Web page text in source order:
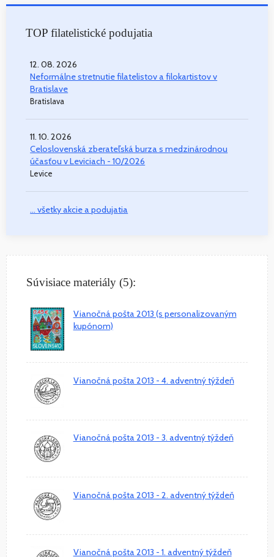
TOP filatelistické podujatia
12. 08. 2026
Neformálne stretnutie filatelistov a filokartistov v
Bratislave
Bratislava
11. 10. 2026
Celoslovenská zberateľská burza s medzinárodnou
účasťou v Leviciach - 10/2026
Levice
... všetky akcie a podujatia
Súvisiace materiály (5):
Vianočná pošta 2013 (s personalizovaným
kupónom)
Vianočná pošta 2013 - 4. adventný týždeň
Vianočná pošta 2013 - 3. adventný týždeň
Vianočná pošta 2013 - 2. adventný týždeň
Vianočná pošta 2013 - 1. adventný týždeň